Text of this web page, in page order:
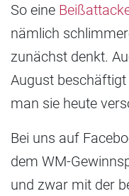
So eine
nämlich
zunächst denkt.
August
man sie heute
Bei uns auf
dem WM-
und zwar mit der